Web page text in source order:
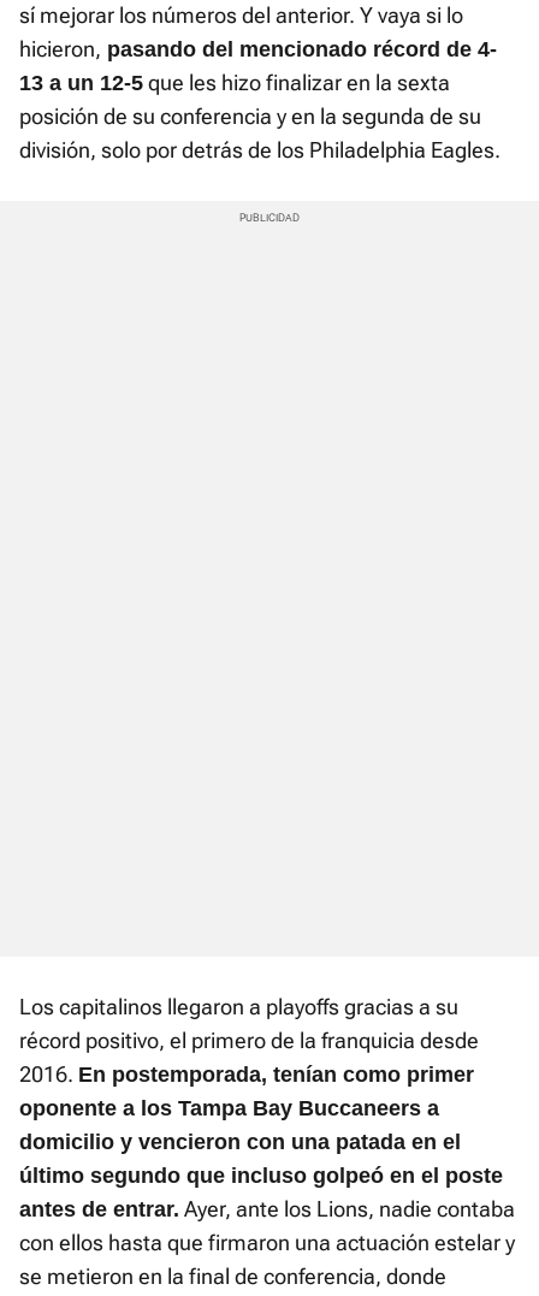
sí mejorar los números del anterior. Y vaya si lo
hicieron, pasando del mencionado récord de 4-
13 a un 12-5 que les hizo finalizar en la sexta
posición de su conferencia y en la segunda de su
división, solo por detrás de los Philadelphia Eagles.
Los capitalinos llegaron a playoffs gracias a su
récord positivo, el primero de la franquicia desde
2016. En postemporada, tenían como primer
oponente a los Tampa Bay Buccaneers a
domicilio y vencieron con una patada en el
último segundo que incluso golpeó en el poste
antes de entrar. Ayer, ante los Lions, nadie contaba
con ellos hasta que firmaron una actuación estelar y
se metieron en la final de conferencia, donde